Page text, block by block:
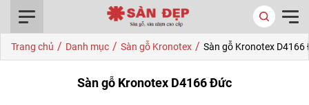
Trang chủ / Danh mục / Sàn gỗ Kronotex / Sàn gỗ Kronotex D4166
Sàn gỗ Kronotex D4166 Đức